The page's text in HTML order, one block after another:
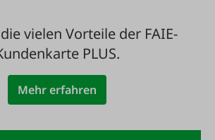
vielen Vorteile der FAIE-
PLUS.
Mehr erfahren